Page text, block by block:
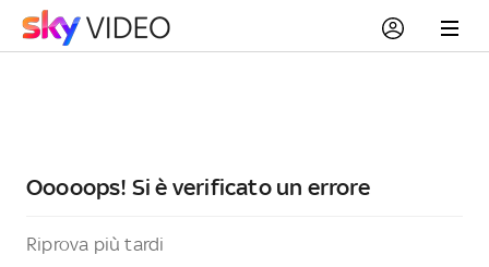
Ooooops! Si è verificato un errore
Riprova più tardi